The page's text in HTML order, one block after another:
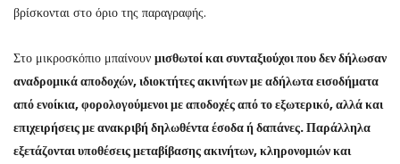
βρίσκονται στο όριο της παραγραφής.
Στο μικροσκόπιο μπαίνουν μισθωτοί και συνταξιούχοι που δεν δήλωσαν
αναδρομικά αποδοχών, ιδιοκτήτες ακινήτων με αδήλωτα εισοδήματα
από ενοίκια, φορολογούμενοι με αποδοχές από το εξωτερικό, αλλά και
επιχειρήσεις με ανακριβή δηλωθέντα έσοδα ή δαπάνες. Παράλληλα
εξετάζονται υποθέσεις μεταβίβασης ακινήτων, κληρονομιών και